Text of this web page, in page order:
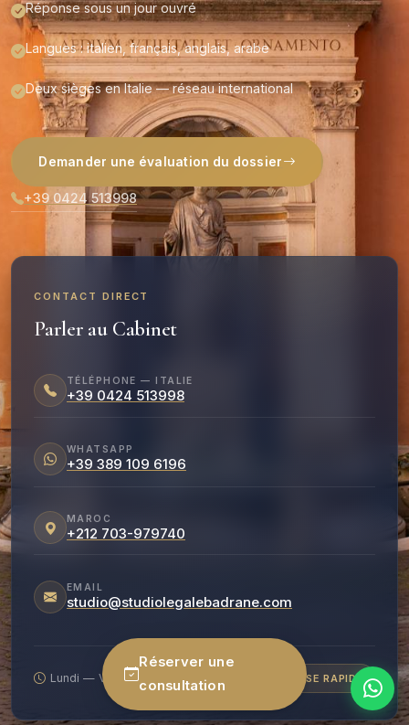
Réponse sous un jour ouvré
Langues : italien, français, anglais, arabe
Deux sièges en Italie — réseau international
Demander une évaluation du dossier
+39 0424 513998
CONTACT DIRECT
Parler au Cabinet
TÉLÉPHONE — ITALIE
+39 0424 513998
WHATSAPP
+39 389 109 6196
MAROC
+212 703-979740
EMAIL
studio@studiolegalebadrane.com
Lundi — Vendredi : 9h00 – 19h00 RÉPONSE RAPIDE
Réserver une
consultation